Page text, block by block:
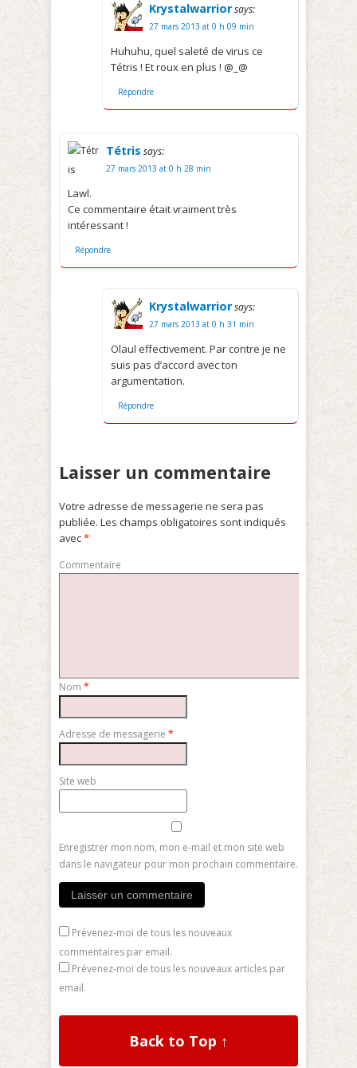
Krystalwarriorsays:
27 mars 2013 at 0 h 09 min
Huhuhu, quel saleté de virus ce
Tétris ! Et roux en plus ! @_@
Répondre
Tétris says:
27 mars 2013 at 0 h 28 min
Lawl.
Ce commentaire était vraiment très
intéressant !
Répondre
Krystalwarriorsays:
27 mars 2013 at 0 h 31 min
Olaul effectivement. Par contre je ne
suis pas d’accord avec ton
argumentation.
Répondre
Laisser un commentaire
Votre adresse de messagerie ne sera pas
publiée. Les champs obligatoires sont indiqués
avec*
Commentaire
Nom *
Adresse de messagerie *
Site web
Enregistrer mon nom, mon e-mail et mon site web
dans le navigateur pour mon prochain commentaire.
Prévenez-moi de tous les nouveaux
commentaires par email.
Prévenez-moi de tous les nouveaux articles par
email.
Back to Top ↑